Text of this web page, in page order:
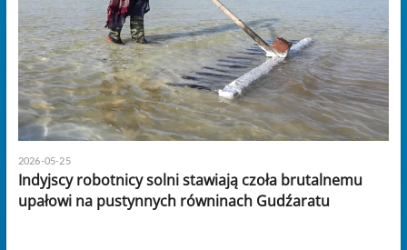
2026-05-25
Indyjscy robotnicy solni stawiają czoła brutalnemu
upałowi na pustynnych równinach Gudźaratu